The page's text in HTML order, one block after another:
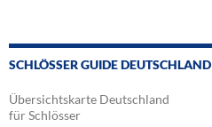
SCHLÖSSER GUIDE DEUTSCHLAND
Übersichtskarte Deutschland
für Schlösser